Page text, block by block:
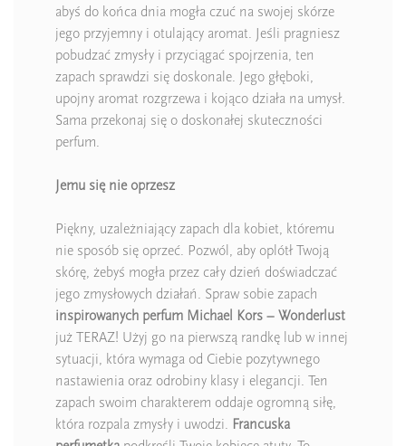
abyś do końca dnia mogła czuć na swojej skórze
jego przyjemny i otulający aromat. Jeśli pragniesz
pobudzać zmysły i przyciągać spojrzenia, ten
zapach sprawdzi się doskonale. Jego głęboki,
upojny aromat rozgrzewa i kojąco działa na umysł.
Sama przekonaj się o doskonałej skuteczności
perfum.
Jemu się nie oprzesz
Piękny, uzależniający zapach dla kobiet, któremu
nie sposób się oprzeć. Pozwól, aby oplótł Twoją
skórę, żebyś mogła przez cały dzień doświadczać
jego zmysłowych działań. Spraw sobie zapach
inspirowanych perfum Michael Kors – Wonderlust
już TERAZ! Użyj go na pierwszą randkę lub w innej
sytuacji, która wymaga od Ciebie pozytywnego
nastawienia oraz odrobiny klasy i elegancji. Ten
zapach swoim charakterem oddaje ogromną siłę,
która rozpala zmysły i uwodzi.
Francuska